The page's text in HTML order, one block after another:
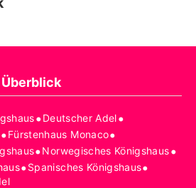
•Deutscher Adel•
•Fürstenhaus Monaco•
•Norwegisches Königshaus•
•Spanisches Königshaus•